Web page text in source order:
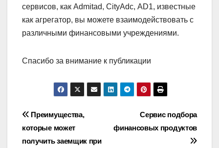
сервисов, как Admitad, CityAdс, AD1, известные
как агрегатор, вы можете взаимодействовать с
различными финансовыми учреждениями.
Спасибо за внимание к публикации
Навигация
по
Сервис подбора
финансовых продуктов
Преимущества,
которые может
получить заемщик при